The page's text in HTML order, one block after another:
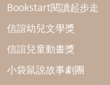
Bookstart閱讀起步走
信誼幼兒文學獎
信誼兒童動畫獎
小袋鼠說故事劇團